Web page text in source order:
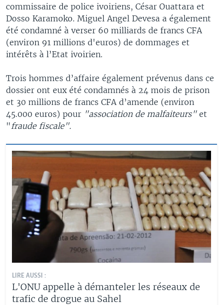
commissaire de police ivoiriens, César Ouattara et
Dosso Karamoko. Miguel Angel Devesa a également
été condamné à verser 60 milliards de francs CFA
(environ 91 millions d'euros) de dommages et
intérêts à l’Etat ivoirien.
Trois hommes d’affaire également prévenus dans ce
dossier ont eux été condamnés à 24 mois de prison
et 30 millions de francs CFA d’amende (environ
45.000 euros) pour "association de malfaiteurs"et
" fraude fiscale".
LIRE AUSSI :
L'ONU appelle à démanteler les réseaux de
trafic de drogue au Sahel